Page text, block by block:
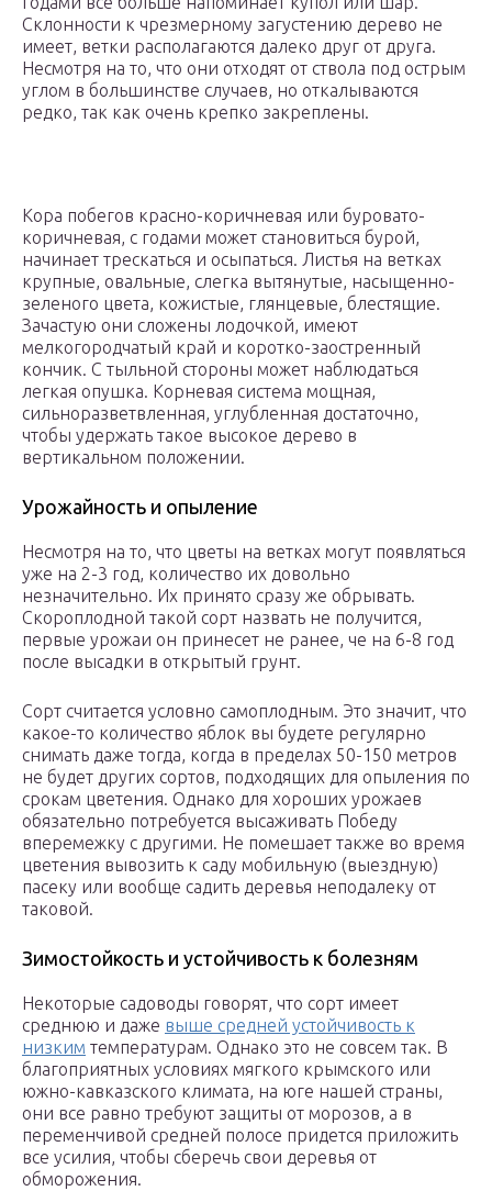
Склонности к чрезмерному загустению дерево не
имеет, ветки располагаются далеко друг от друга.
Несмотря на то, что они отходят от ствола под острым
углом в большинстве случаев, но откалываются
редко, так как очень крепко закреплены.
Кора побегов красно-коричневая или буровато-
коричневая, с годами может становиться бурой,
начинает трескаться и осыпаться. Листья на ветках
крупные, овальные, слегка вытянутые, насыщенно-
зеленого цвета, кожистые, глянцевые, блестящие.
Зачастую они сложены лодочкой, имеют
мелкогородчатый край и коротко-заостренный
кончик. С тыльной стороны может наблюдаться
легкая опушка. Корневая система мощная,
сильноразветвленная, углубленная достаточно,
чтобы удержать такое высокое дерево в
вертикальном положении.
Урожайность и опыление
Несмотря на то, что цветы на ветках могут появляться
уже на 2-3 год, количество их довольно
незначительно. Их принято сразу же обрывать.
Скороплодной такой сорт назвать не получится,
первые урожаи он принесет не ранее, че на 6-8 год
после высадки в открытый грунт.
Сорт считается условно самоплодным. Это значит, что
какое-то количество яблок вы будете регулярно
снимать даже тогда, когда в пределах 50-150 метров
не будет других сортов, подходящих для опыления по
срокам цветения. Однако для хороших урожаев
обязательно потребуется высаживать Победу
вперемежку с другими. Не помешает также во время
цветения вывозить к саду мобильную (выездную)
пасеку или вообще садить деревья неподалеку от
таковой.
Зимостойкость и устойчивость к болезням
Некоторые садоводы говорят, что сорт имеет
среднюю и даже выше средней устойчивость к
низким температурам. Однако это не совсем так. В
благоприятных условиях мягкого крымского или
южно-кавказского климата, на юге нашей страны,
они все равно требуют защиты от морозов, а в
переменчивой средней полосе придется приложить
все усилия, чтобы сберечь свои деревья от
обморожения.